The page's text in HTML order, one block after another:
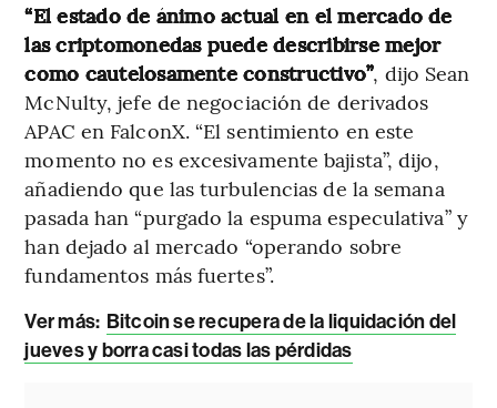
“El estado de ánimo actual en el mercado de
las criptomonedas puede describirse mejor
como cautelosamente constructivo”, dijo Sean
McNulty, jefe de negociación de derivados
APAC en FalconX. “El sentimiento en este
momento no es excesivamente bajista”, dijo,
añadiendo que las turbulencias de la semana
pasada han “purgado la espuma especulativa” y
han dejado al mercado “operando sobre
fundamentos más fuertes”.
Ver más: Bitcoin se recupera de la liquidación del
jueves y borra casi todas las pérdidas